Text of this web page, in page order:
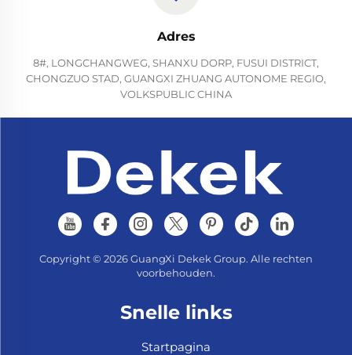
Adres
8#, LONGCHANGWEG, SHANXU DORP, FUSUI DISTRICT,
CHONGZUO STAD, GUANGXI ZHUANG AUTONOME REGIO,
VOLKSPUBLIC CHINA
Copyright © 2026 GuangXi Dekek Group. Alle rechten
voorbehouden.
Snelle links
Startpagina